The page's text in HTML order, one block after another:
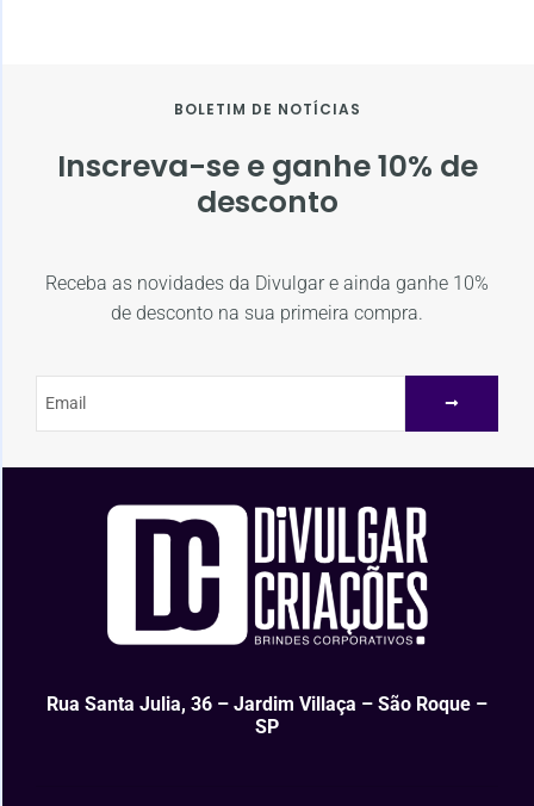
BOLETIM DE NOTÍCIAS
Inscreva-se e ganhe 10% de
desconto
Receba as novidades da Divulgar e ainda ganhe 10%
de desconto na sua primeira compra.
Rua Santa Julia, 36 – Jardim Villaça – São Roque –
SP